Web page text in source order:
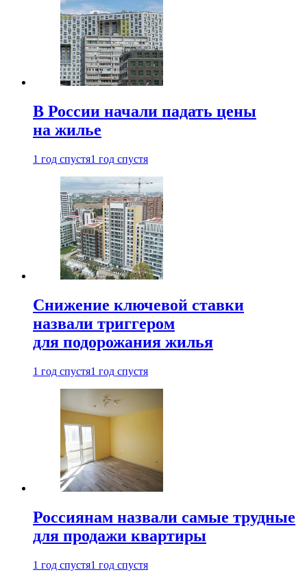
В России начали падать цены
на жилье
1 год спустя1 год спустя
Снижение ключевой ставки
назвали триггером
для подорожания жилья
1 год спустя1 год спустя
Россиянам назвали самые трудные
для продажи квартиры
1 год спустя1 год спустя